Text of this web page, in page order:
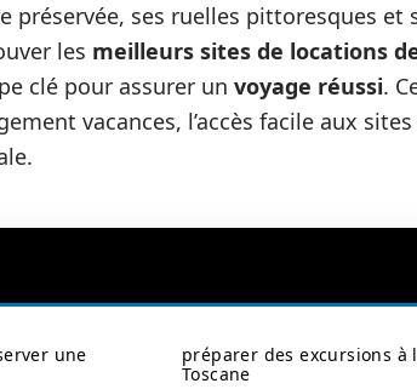
ses ruelles pittoresques et
les meilleurs sites de locations
clé pour assurer un voyage réussi.
vacances, l’accès facile aux
une
préparer des excursions à
Toscane